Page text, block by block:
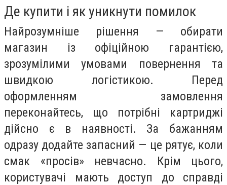
Де купити і як уникнути помилок
Найрозумніше рішення — обирати
магазин із офіційною гарантією,
зрозумілими умовами повернення та
швидкою логістикою. Перед
оформленням замовлення
переконайтесь, що потрібні картриджі
дійсно є в наявності. За бажанням
одразу додайте запасний — це рятує, коли
смак «просів» невчасно. Крім цього,
користувачі мають доступ до справді